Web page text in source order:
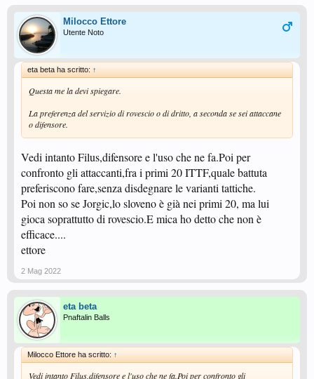
Milocco Ettore
Utente Noto
eta beta ha scritto: ↑
Questa me la devi spiegare.
La preferenza del servizio di rovescio o di dritto, a seconda se sei attaccane
o difensore.
Vedi intanto Filus,difensore e l'uso che ne fa.Poi per
confronto gli attaccanti,fra i primi 20 ITTF,quale battuta
preferiscono fare,senza disdegnare le varianti tattiche.
Poi non so se Jorgic,lo sloveno è già nei primi 20, ma lui
gioca soprattutto di rovescio.E mica ho detto che non è
efficace....
ettore
2 Mag 2022
eta beta
Pnaftalin Balls
Milocco Ettore ha scritto: ↑
Vedi intanto Filus,difensore e l'uso che ne fa.Poi per confronto gli